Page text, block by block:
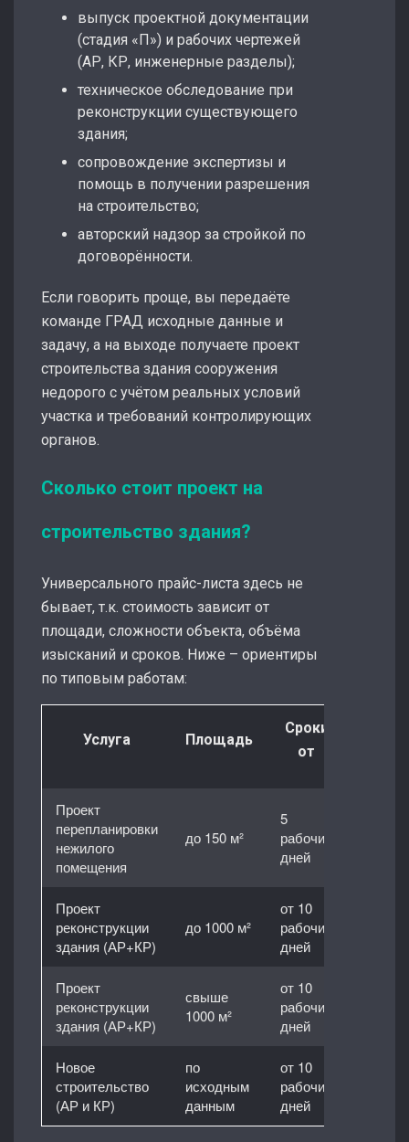
выпуск проектной документации
(стадия «П») и рабочих чертежей
(АР, КР, инженерные разделы);
техническое обследование при
реконструкции существующего
здания;
сопровождение экспертизы и
помощь в получении разрешения
на строительство;
авторский надзор за стройкой по
договорённости.
Если говорить проще, вы передаёте
команде ГРАД исходные данные и
задачу, а на выходе получаете проект
строительства здания сооружения
недорого с учётом реальных условий
участка и требований контролирующих
органов.
Сколько стоит проект на
строительство здания?
Универсального прайс-листа здесь не
бывает, т.к. стоимость зависит от
площади, сложности объекта, объёма
изысканий и сроков. Ниже – ориентиры
по типовым работам:
Услуга Площадь
Сроки
от
Проект
перепланировки
нежилого
помещения
до 150 м²
5
рабочих
дней
Проект
реконструкции
здания (АР+КР)
до 1000 м²
от 10
рабочих
дней
Проект
реконструкции
здания (АР+КР)
свыше
1000 м²
от 10
рабочих
дней
Новое
строительство
(АР и КР)
по
исходным
данным
от 10
рабочих
дней